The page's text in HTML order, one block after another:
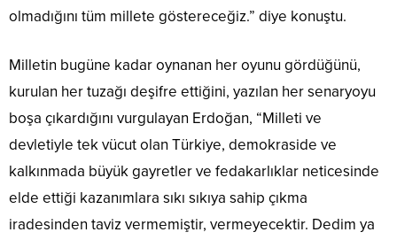
olmadığını tüm millete göstereceğiz.” diye konuştu.
Milletin bugüne kadar oynanan her oyunu gördüğünü,
kurulan her tuzağı deşifre ettiğini, yazılan her senaryoyu
boşa çıkardığını vurgulayan Erdoğan, “Milleti ve
devletiyle tek vücut olan Türkiye, demokraside ve
kalkınmada büyük gayretler ve fedakarlıklar neticesinde
elde ettiği kazanımlara sıkı sıkıya sahip çıkma
iradesinden taviz vermemiştir, vermeyecektir. Dedim ya